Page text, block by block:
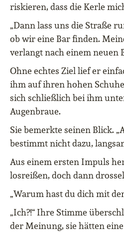
riskieren, dass die Kerle
„Dann lass uns die Straße
ob wir eine Bar finden.
verlangt nach einem neuen
Ohne echtes Ziel lief er
ihm auf ihren hohen
sich schließlich bei ihm
Augenbraue.
Sie bemerkte seinen Blick.
bestimmt nicht dazu,
Aus einem ersten Impuls
losreißen, doch dann
„Warum hast du dich mit
„Ich?!“ Ihre Stimme
der Meinung, sie hätten